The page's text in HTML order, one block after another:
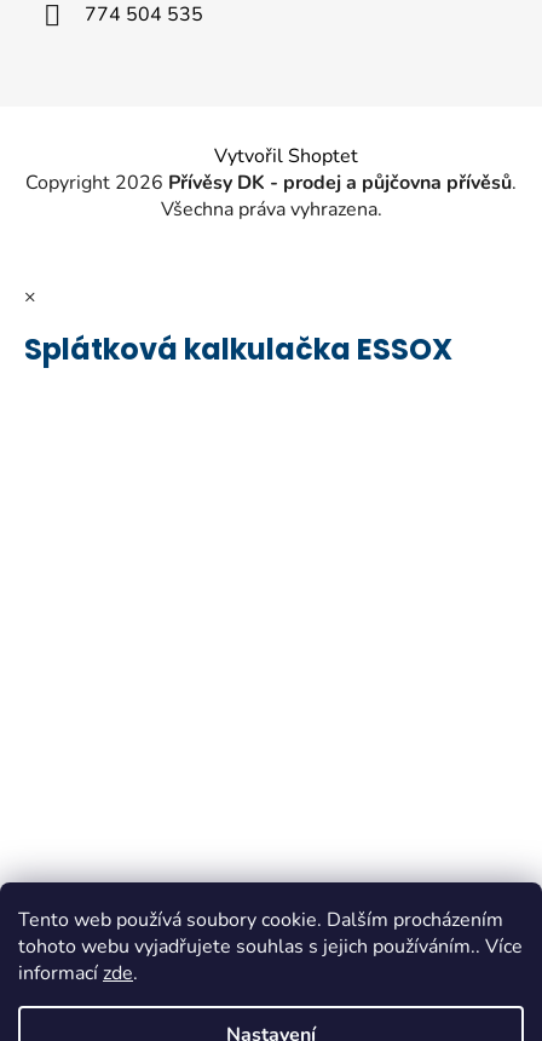
Tento web používá soubory cookie. Dalším procházením
tohoto webu vyjadřujete souhlas s jejich používáním.. Více
informacízde.
Nastavení
774 504 535
Vytvořil Shoptet
Copyright 2026 Přívěsy DK - prodej a půjčovna přívěsů.
Všechna práva vyhrazena.
×
Splátková kalkulačka ESSOX